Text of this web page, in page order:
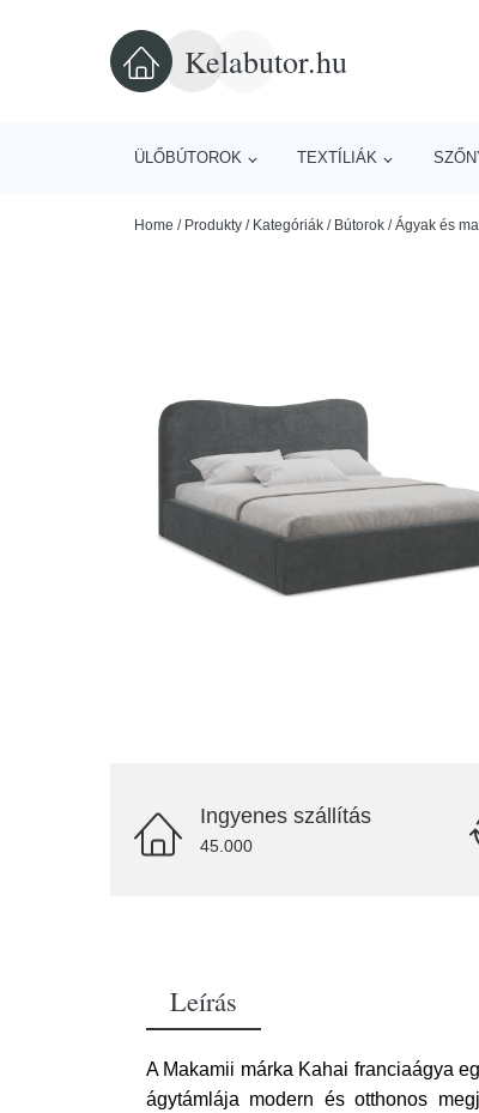
Kelabutor.hu
ÜLŐBÚTOROK TEXTÍLIÁK
Home / Produkty / Kategóriák / Bútorok /Ágyak és
Ingyenes szállítás
45.000
Leírás
A Makamii márka Kahai franciaágya
ágytámlája modern és otthonos